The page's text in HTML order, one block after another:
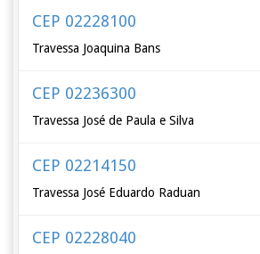
CEP 02228100
Travessa Joaquina Bans
CEP 02236300
Travessa José de Paula e Silva
CEP 02214150
Travessa José Eduardo Raduan
CEP 02228040